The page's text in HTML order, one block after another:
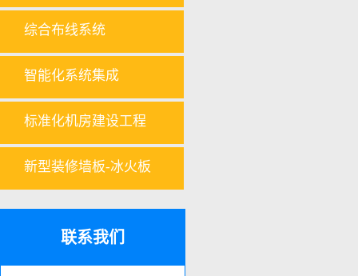
综合布线系统
智能化系统集成
标准化机房建设工程
新型装修墙板-冰火板
联系我们